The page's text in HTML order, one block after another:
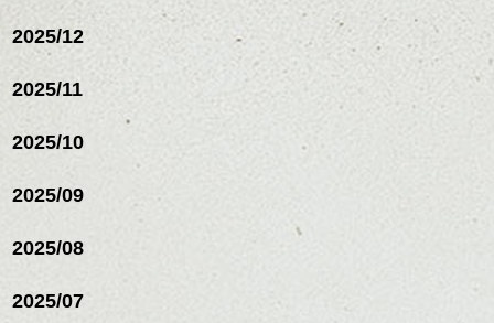
2025/12
2025/11
2025/10
2025/09
2025/08
2025/07